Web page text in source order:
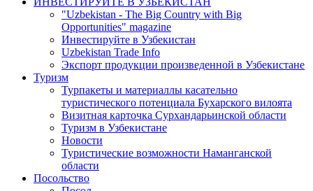
"Uzbekistan - The Big Country with Big
Opportunities" magazine
Инвестируйте в Узбекистан
Uzbekistan Trade Info
Экспорт продукции произведенной в Узбекистане
Туризм
Турпакеты и материаллы касательно
туристического потенциала Бухарского вилоята
Визитная карточка Сурхандарьинской области
Туризм в Узбекистане
Новости
Туристические возможности Наманганской
области
Посольство